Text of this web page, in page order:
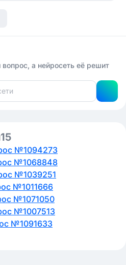
а нейросеть её решит
15
№1094273
№1068848
№1039251
№1011666
№1071050
№1007513
№1091633